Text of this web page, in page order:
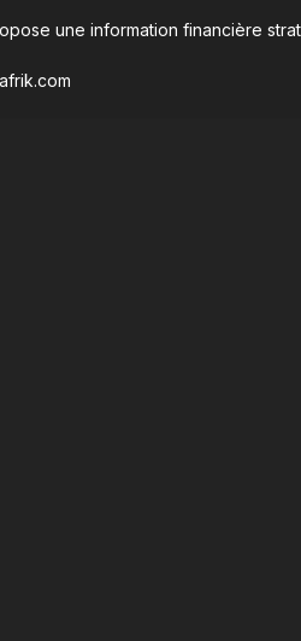
une information financière